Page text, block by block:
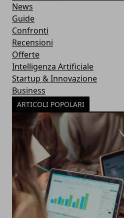
News
Guide
Confronti
Recensioni
Offerte
Intelligenza Artificiale
Startup & Innovazione
Business
ARTICOLI POPOLARI